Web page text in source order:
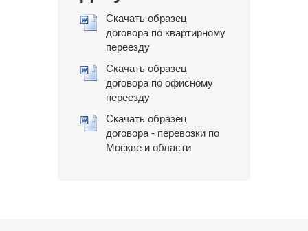
Скачать образец
договора по квартирному
переезду
Скачать образец
договора по офисному
переезду
Скачать образец
договора - перевозки по
Москве и области